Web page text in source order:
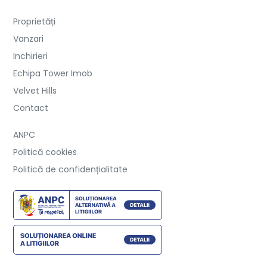
Proprietăți
Vanzari
Inchirieri
Echipa Tower Imob
Velvet Hills
Contact
ANPC
Politică cookies
Politică de confidențialitate